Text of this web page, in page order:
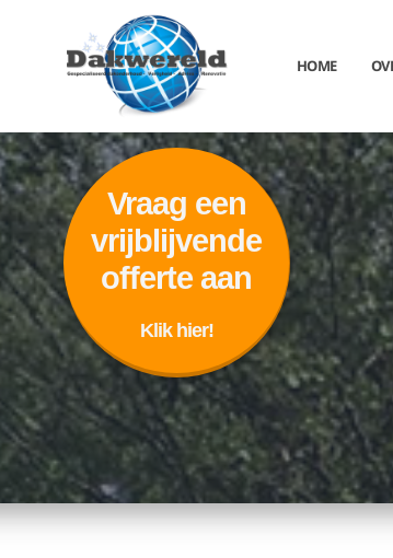
HOME
Vraag een
vrijblijvende
offerte aan
Klik hier!